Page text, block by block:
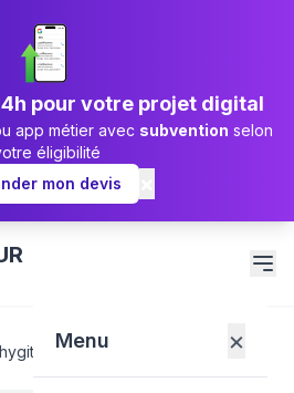
pour votre projet digital
app métier avec subvention selon
éligibilité
mon devis
Menu ×
au Maroc : physique + digital